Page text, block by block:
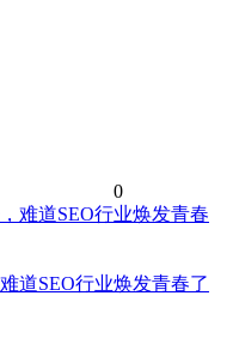
0
道SEO行业焕发青春了